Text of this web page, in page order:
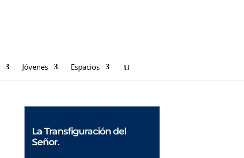
Jóvenes Espacios
La Transfiguración del
Señor.